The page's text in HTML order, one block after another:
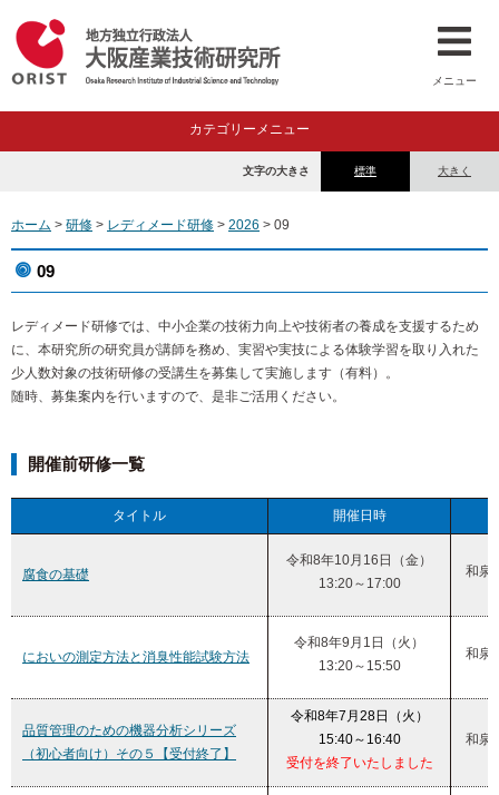
メニュー
カテゴリーメニュー
標準 大きく
文字の大きさ
ホーム > 研修 > レディメード研修 > 2026 > 09
09
レディメード研修では、中小企業の技術力向上や技術者の養成を支援するため
に、本研究所の研究員が講師を務め、実習や実技による体験学習を取り入れた
少人数対象の技術研修の受講生を募集して実施します（有料）。
随時、募集案内を行いますので、是非ご活用ください。
開催前研修一覧
タイトル 開催日時
腐食の基礎
令和8年10月16日（金）
13:20～17:00
和泉
においの測定方法と消臭性能試験方法
令和8年9月1日（火）
13:20～15:50
和泉
品質管理のための機器分析シリーズ
（初心者向け）その５【受付終了】
令和8年7月28日（火）
15:40～16:40
受付を終了いたしました
和泉